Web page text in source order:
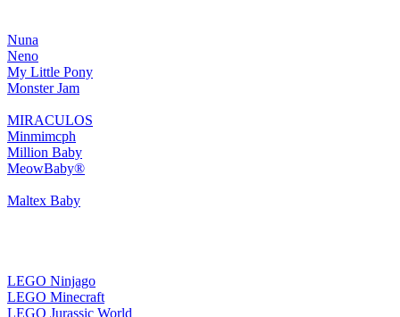
Nuna
Neno
My Little Pony
Monster Jam
MIRACULOS
Minmimcph
Million Baby
MeowBaby®
Maltex Baby
LEGO Ninjago
LEGO Minecraft
LEGO Jurassic World